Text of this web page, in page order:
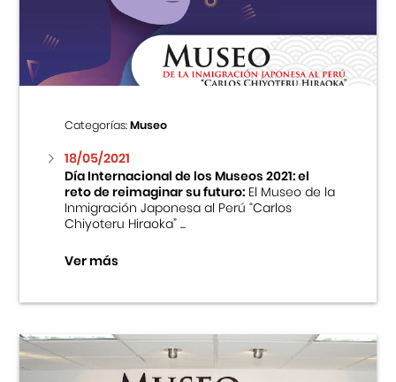
Centro Cultural Peruano Japonés
Cursos
Museo de la Inmigración Japonesa
Fondo Editorial
Teatro Peruano Japonés
Categorías:Museo
18/05/2021
Día Internacional de los Museos 2021: el
reto de reimaginar su futuro:El Museo de la
Inmigración Japonesa al Perú “Carlos
Chiyoteru Hiraoka” ...
Ver más